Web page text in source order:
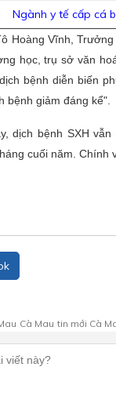
Ngành y tế cấp cá
Hoàng Vĩnh,
học, trụ sở văn
bệnh diễn biến
bệnh giảm đáng kể".
dịch bệnh SXH
cuối năm. Chính
Cà Mau tin mới Cà